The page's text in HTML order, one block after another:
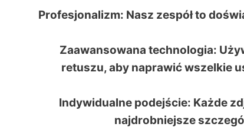
Profesjonalizm: Nasz zespół to
Zaawansowana technologia:
retuszu, aby naprawić wszelkie
Indywidualne podejście: Każde
najdrobniejsze